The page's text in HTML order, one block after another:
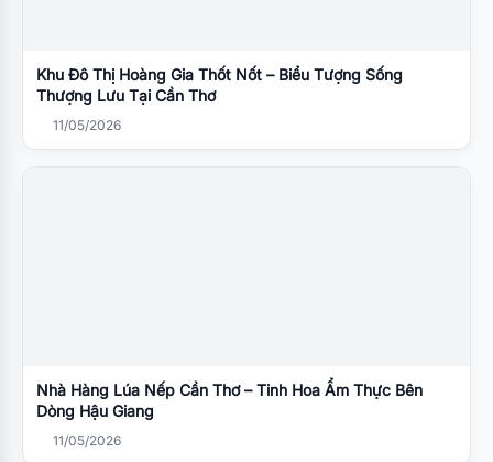
Khu Đô Thị Hoàng Gia Thốt Nốt – Biểu Tượng Sống
Thượng Lưu Tại Cần Thơ
11/05/2026
Nhà Hàng Lúa Nếp Cần Thơ – Tinh Hoa Ẩm Thực Bên
Dòng Hậu Giang
11/05/2026